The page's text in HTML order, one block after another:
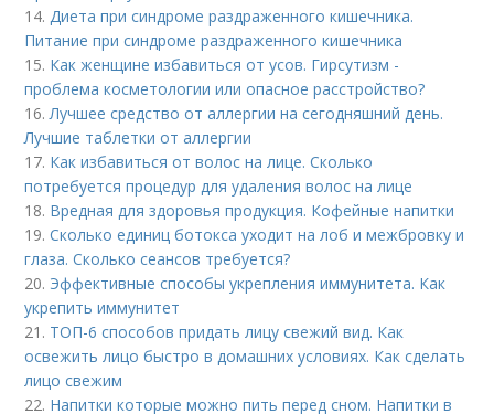
14.Диета при синдроме раздраженного кишечника.
Питание при синдроме раздраженного кишечника
15. Как женщине избавиться от усов. Гирсутизм -
проблема косметологии или опасное расстройство?
16.Лучшее средство от аллергии на сегодняшний день.
Лучшие таблетки от аллергии
17. Как избавиться от волос на лице. Сколько
потребуется процедур для удаления волос на лице
18. Вредная для здоровья продукция. Кофейные напитки
19.Сколько единиц ботокса уходит на лоб и межбровку и
глаза. Сколько сеансов требуется?
20. Эффективные способы укрепления иммунитета. Как
укрепить иммунитет
21. ТОП-6 способов придать лицу свежий вид. Как
освежить лицо быстро в домашних условиях. Как сделать
лицо свежим
22. Напитки которые можно пить перед сном. Напитки в